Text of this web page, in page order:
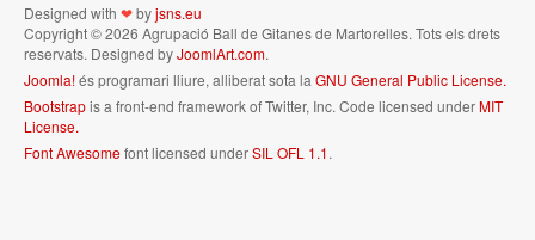
Designed with ❤byjsns.eu
Copyright © 2026 Agrupació Ball de Gitanes de Martorelles. Tots els drets
reservats. Designed byJoomlArt.com.
Joomla!és programari lliure, alliberat sota la GNU General Public License.
Bootstrapis a front-end framework of Twitter, Inc. Code licensed underMIT
License.
Font Awesomefont licensed underSIL OFL 1.1.